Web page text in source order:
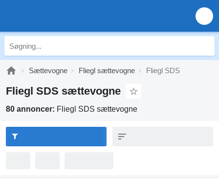
Sættevogne Fliegl sættevogne Fliegl SDS
Fliegl SDS sættevogne
80 annoncer: Fliegl SDS sættevogne